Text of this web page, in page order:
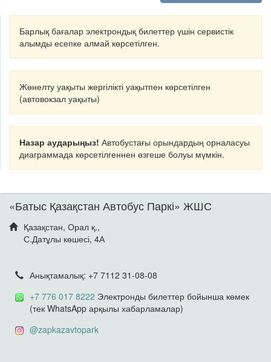
Барлық бағалар электрондық билеттер үшін сервистік
алымды есепке алмай көрсетілген.
Жөнелту уақыты жергілікті уақытпен көрсетілген
(автовокзал уақыты)
Назар аударыңыз! Автобустағы орындардың орналасуы
диаграммада көрсетілгеннен өзгеше болуы мүмкін.
«Батыс Қазақстан Автобус Паркі» ЖШС
Қазақстан, Орал қ.,
С.Датұлы көшесі, 4А
Анықтамалық: +7 7112 31-08-08
+7 776 017 8222 Электронды билеттер бойынша көмек
(тек WhatsApp арқылы хабарламалар)
@zapkazavtopark